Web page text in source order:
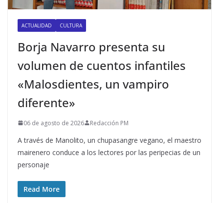
ACTUALIDAD CULTURA
Borja Navarro presenta su
volumen de cuentos infantiles
«Malosdientes, un vampiro
diferente»
06 de agosto de 2026 Redacción PM
A través de Manolito, un chupasangre vegano, el maestro
mairenero conduce a los lectores por las peripecias de un
personaje
Read More